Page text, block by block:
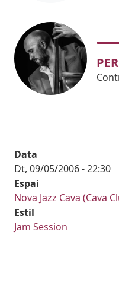
Data
Dt, 09/05/2006 - 22:30
Espai
Nova Jazz Cava (Cava
Estil
Jam Session